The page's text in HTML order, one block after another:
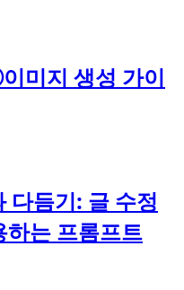
미지 생성 가이
다듬기: 글 수정
하는 프롬프트